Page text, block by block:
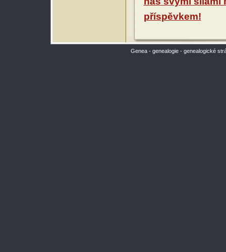
příspěvkem!
Genea - genealogie - genealogické